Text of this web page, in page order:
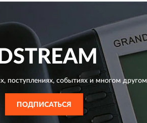
поступлениях, событиях и многом другом
ПОДПИСАТЬСЯ